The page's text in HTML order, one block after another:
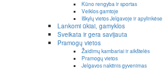
Kūno rengyba ir sportas
Veiklos gamtoje
Iškylų vietos Jelgavoje ir apylinkėse
Lankomi ūkiai, gamyklos
Sveikata ir gera savijauta
Pramogų vietos
Žaidimų kambariai ir aikštelės
Pramogų vietos
Jelgavos naktinis gyvenimas